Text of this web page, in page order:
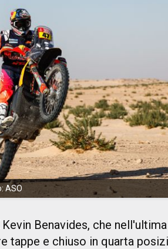
ASO
Kevin Benavides, che nell'ultima
tappe e chiuso in quarta